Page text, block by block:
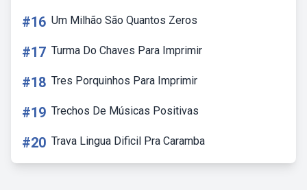
#16 Um Milhão São Quantos Zeros
#17 Turma Do Chaves Para Imprimir
#18 Tres Porquinhos Para Imprimir
#19 Trechos De Músicas Positivas
#20 Trava Lingua Dificil Pra Caramba